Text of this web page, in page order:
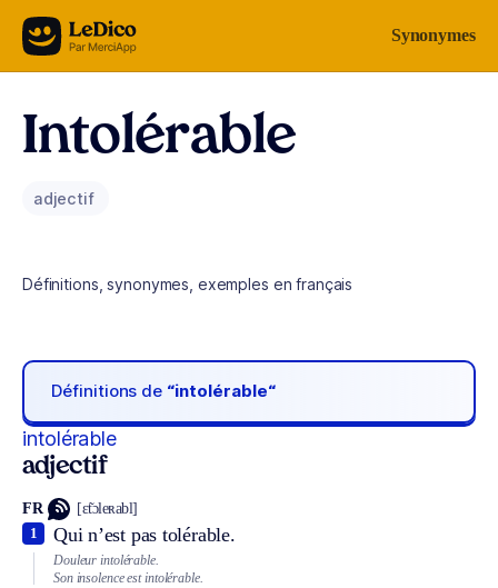
Aller au contenu Synonymes
Intolérable
adjectif
Définitions, synonymes, exemples en français
Définitions de “intolérable“
intolérable
adjectif
FR [ɛ̃tɔleʀabl]
Qui n’est pas tolérable.
1
Douleur intolérable.
Son insolence est intolérable.